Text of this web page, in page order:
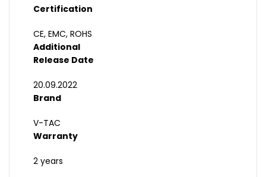
Certification
CE, EMC, ROHS
Additional
Release Date
20.09.2022
Brand
V-TAC
Warranty
2 years